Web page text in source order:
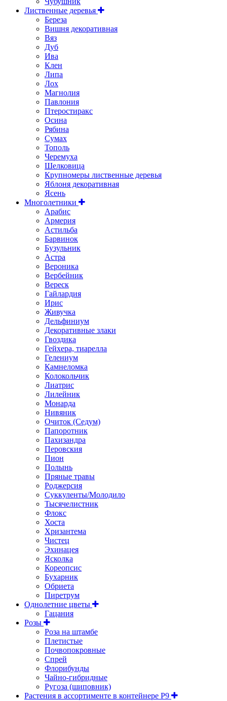
Лиственные деревья
Береза
Вишня декоративная
Вяз
Дуб
Ива
Клен
Липа
Лох
Магнолия
Павлония
Птеростиракс
Осина
Рябина
Сумах
Тополь
Черемуха
Шелковица
Крупномеры лиственные деревья
Яблоня декоративная
Ясень
Многолетники
Арабис
Армерия
Астильбa
Барвинок
Бузульник
Астра
Вероника
Вербейник
Вереск
Гайлардия
Ирис
Живучка
Дельфиниум
Декоративные злаки
Гвоздика
Гейхера, тиарелла
Гелениум
Камнеломка
Колокольчик
Лиатрис
Лилейник
Монарда
Нивяник
Очиток (Седум)
Папоротник
Пахизандра
Перовския
Пион
Полынь
Пряные травы
Роджерсия
Суккуленты/Молодило
Тысячелистник
Флокс
Хоста
Хризантема
Чистец
Эхинацея
Ясколка
Кореопсис
Бухарник
Обриета
Пиретрум
Однолетние цветы
Гацания
Розы
Роза на штамбе
Плетистые
Почвопокровные
Спрей
Флорибунды
Чайно-гибридные
Ругоза (шиповник)
Растения в ассортименте в контейнере P9